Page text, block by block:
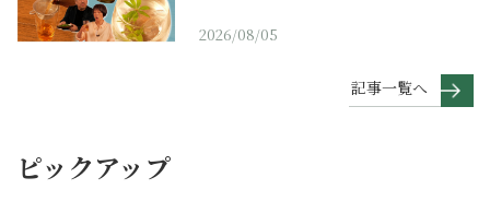
2026/08/05
記事一覧へ
ピックアップ